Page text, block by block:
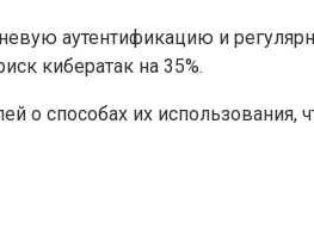
аутентификацию и
кибератак на 35%.
о способах их использования,